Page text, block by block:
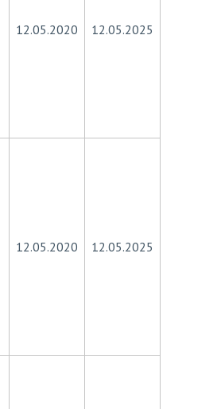
12.05.2020 12.05.2025
12.05.2020 12.05.2025